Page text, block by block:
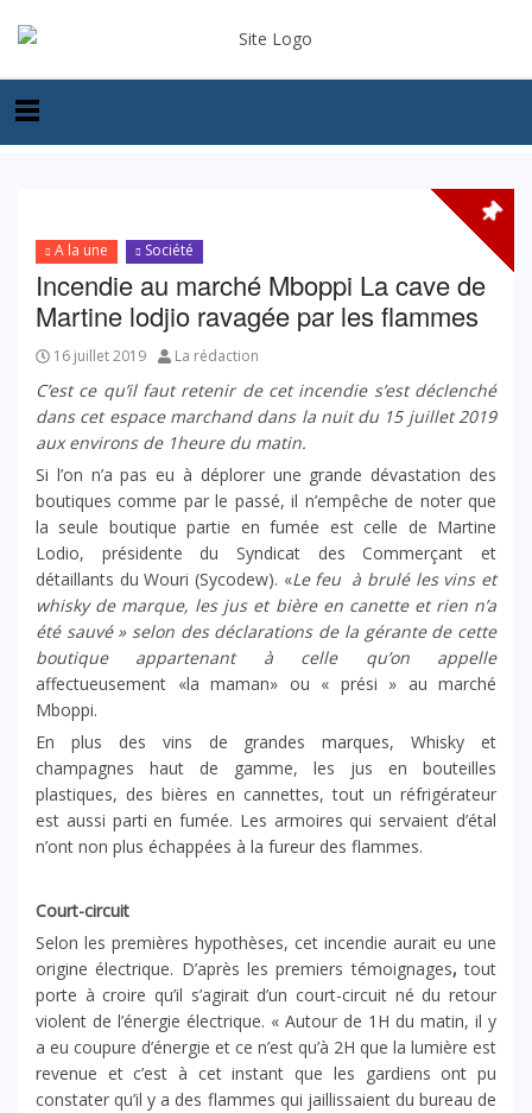
A la une Société
Incendie au marché Mboppi La cave de
Martine lodjio ravagée par les flammes
16 juillet 2019 La rédaction
C’est ce qu’il faut retenir de cet incendie s’est déclenché
dans cet espace marchand dans la nuit du 15 juillet 2019
aux environs de 1heure du matin.
Si l’on n’a pas eu à déplorer une grande dévastation des
boutiques comme par le passé, il n’empêche de noter que
la seule boutique partie en fumée est celle de Martine
Lodio, présidente du Syndicat des Commerçant et
détaillants du Wouri (Sycodew). «Le feu à brulé les vins et
whisky de marque, les jus et bière en canette et rien n’a
été sauvé » selon des déclarations de la gérante de cette
boutique appartenant à celle qu’on appelle
affectueusement «la maman» ou « prési » au marché
Mboppi.
En plus des vins de grandes marques, Whisky et
champagnes haut de gamme, les jus en bouteilles
plastiques, des bières en cannettes, tout un réfrigérateur
est aussi parti en fumée. Les armoires qui servaient d’étal
n’ont non plus échappées à la fureur des flammes.
Court-circuit
Selon les premières hypothèses, cet incendie aurait eu une
origine électrique. D’après les premiers témoignages, tout
porte à croire qu’il s’agirait d’un court-circuit né du retour
violent de l’énergie électrique. « Autour de 1H du matin, il y
a eu coupure d’énergie et ce n’est qu’à 2H que la lumière est
revenue et c’est à cet instant que les gardiens ont pu
constater qu’il y a des flammes qui jaillissaient du bureau de